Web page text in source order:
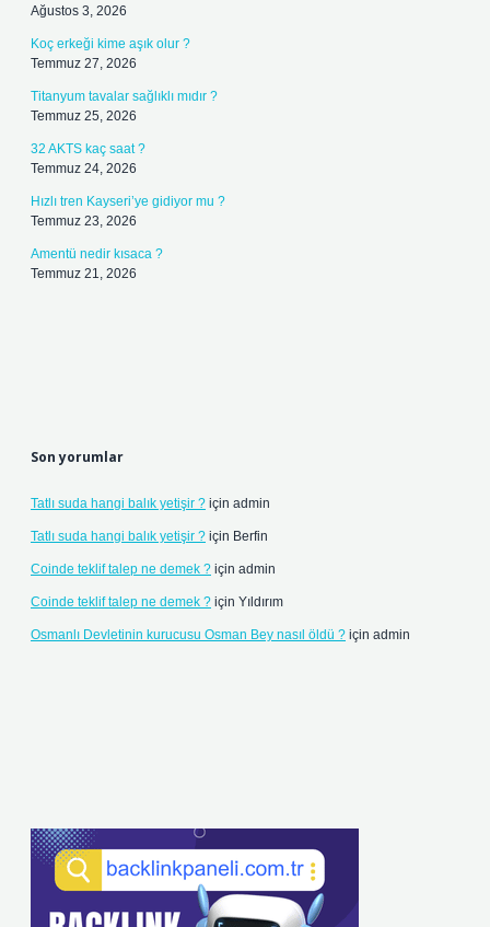
Ağustos 3, 2026
Koç erkeği kime aşık olur ?
Temmuz 27, 2026
Titanyum tavalar sağlıklı mıdır ?
Temmuz 25, 2026
32 AKTS kaç saat ?
Temmuz 24, 2026
Hızlı tren Kayseri’ye gidiyor mu ?
Temmuz 23, 2026
Amentü nedir kısaca ?
Temmuz 21, 2026
Son yorumlar
Tatlı suda hangi balık yetişir ? için admin
Tatlı suda hangi balık yetişir ? için Berfin
Coinde teklif talep ne demek ? için admin
Coinde teklif talep ne demek ? için Yıldırım
Osmanlı Devletinin kurucusu Osman Bey nasıl öldü ? için admin